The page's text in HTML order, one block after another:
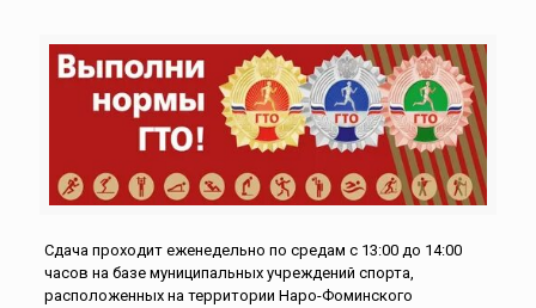
Сдача проходит еженедельно по средам с 13:00 до 14:00
часов на базе муниципальных учреждений спорта,
расположенных на территории Наро-Фоминского